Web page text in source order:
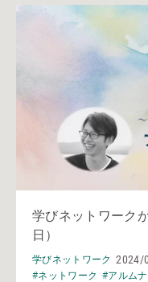
学びネットワーク
日）
学びネットワーク 2024/
#ネットワーク #アルム